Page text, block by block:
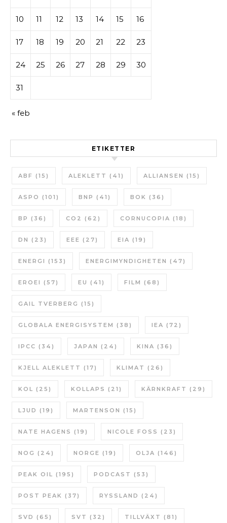
10 11 12 13 14 15 16
17 18 19 20 21 22 23
24 25 26 27 28 29 30
31
« feb
ETIKETTER
ABF (15) ALEKLETT (41) ALLIANSEN (15)
ASPO (101) BNP (41) BOK (36)
BP (36) CO2 (62) CORNUCOPIA (18)
DN (23) EEE (27) EIA (19)
ENERGI (153) ENERGIMYNDIGHETEN (47)
EROEI (57) EU (41) FILM (68)
GAIL TVERBERG (15)
GLOBALA ENERGISYSTEM (38) IEA (72)
IPCC (34) JAPAN (24) KINA (36)
KJELL ALEKLETT (17) KLIMAT (26)
KOL (25) KOLLAPS (21) KÄRNKRAFT (29)
LJUD (19) MARTENSON (15)
NATE HAGENS (19) NICOLE FOSS (23)
NOG (24) NORGE (19) OLJA (146)
PEAK OIL (195) PODCAST (53)
POST PEAK (37) RYSSLAND (24)
SVD (65) SVT (32) TILLVÄXT (81)